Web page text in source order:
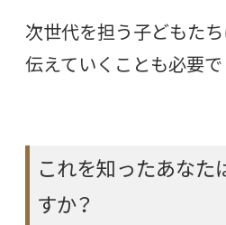
次世代を担う子どもた
伝えていくことも必要で
これを知ったあなた
すか？